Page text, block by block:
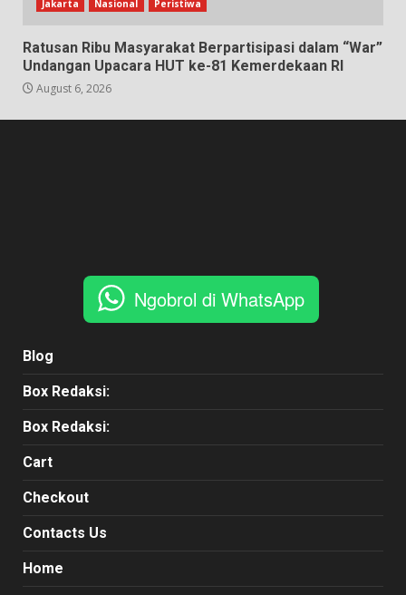
Jakarta Nasional Peristiwa
Ratusan Ribu Masyarakat Berpartisipasi dalam “War”
Undangan Upacara HUT ke-81 Kemerdekaan RI
August 6, 2026
Ngobrol di WhatsApp
Blog
Box Redaksi:
Box Redaksi:
Cart
Checkout
Contacts Us
Home